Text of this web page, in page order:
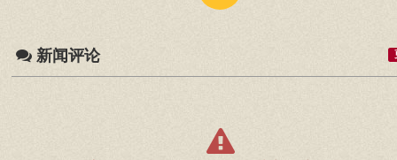
新闻评论